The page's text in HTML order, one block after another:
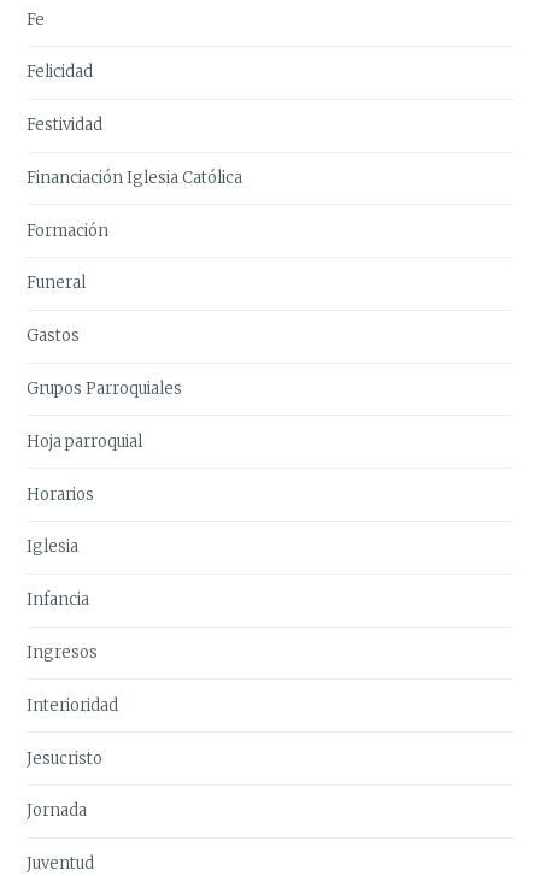
Fe
Felicidad
Festividad
Financiación Iglesia Católica
Formación
Funeral
Gastos
Grupos Parroquiales
Hoja parroquial
Horarios
Iglesia
Infancia
Ingresos
Interioridad
Jesucristo
Jornada
Juventud